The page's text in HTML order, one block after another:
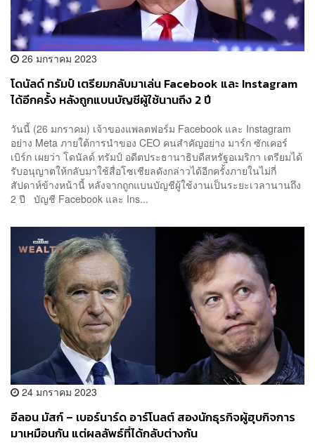
26 มกราคม 2023
โดนัลด์ ทรัมป์ เตรียมกลับมาเล่น Facebook และ Instagram
ได้อีกครั้ง หลังถูกแบนบัญชีผู้ใช้นานถึง 2 ปี
วันนี้ (26 มกราคม) เจ้าของแพลตฟอร์ม Facebook และ Instagram
อย่าง Meta ภายใต้การนำของ CEO คนสำคัญอย่าง มาร์ก ซักเคอร์
เบิร์ก เผยว่า โดนัลด์ ทรัมป์ อดีตประธานาธิบดีสหรัฐอเมริกา เตรียมได้
รับอนุญาตให้กลับมาใช้สื่อโซเชียลดังกล่าวได้อีกครั้งภายในไม่กี่
สัปดาห์ข้างหน้านี้ หลังจากถูกแบนบัญชีผู้ใช้งานเป็นระยะเวลานานถึง
2 ปี บัญชี Facebook และ Ins...
24 มกราคม 2023
อีลอน มัสก์ – เบอร์นาร์ด อาร์โนลต์ สองนักธุรกิจผู้ฮุบกิจการ
มาเหมือนกัน แต่ผลลัพธ์ที่ได้กลับต่างกัน